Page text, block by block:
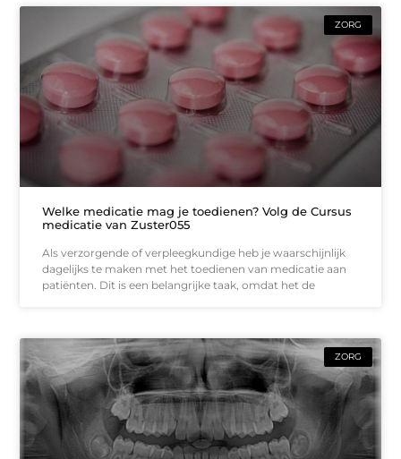
ZORG
Welke medicatie mag je toedienen? Volg de Cursus
medicatie van Zuster055
Als verzorgende of verpleegkundige heb je waarschijnlijk
dagelijks te maken met het toedienen van medicatie aan
patiënten. Dit is een belangrijke taak, omdat het de
ZORG